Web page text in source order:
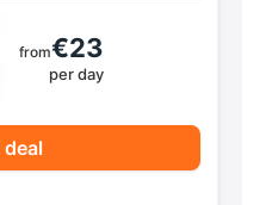
from€23
per day